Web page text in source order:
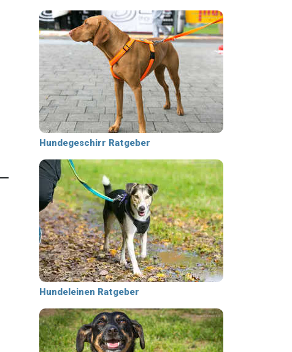
Hundegeschirr Ratgeber
Hundeleinen Ratgeber